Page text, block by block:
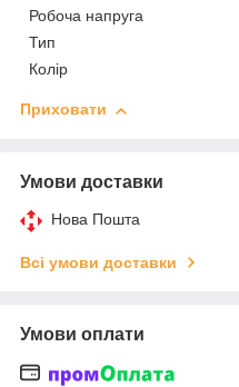
Робоча напруга
Тип
Колір
Приховати
Умови доставки
Нова Пошта
Всі умови доставки
Умови оплати